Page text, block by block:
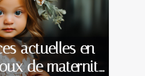
actuelles en
de maternité